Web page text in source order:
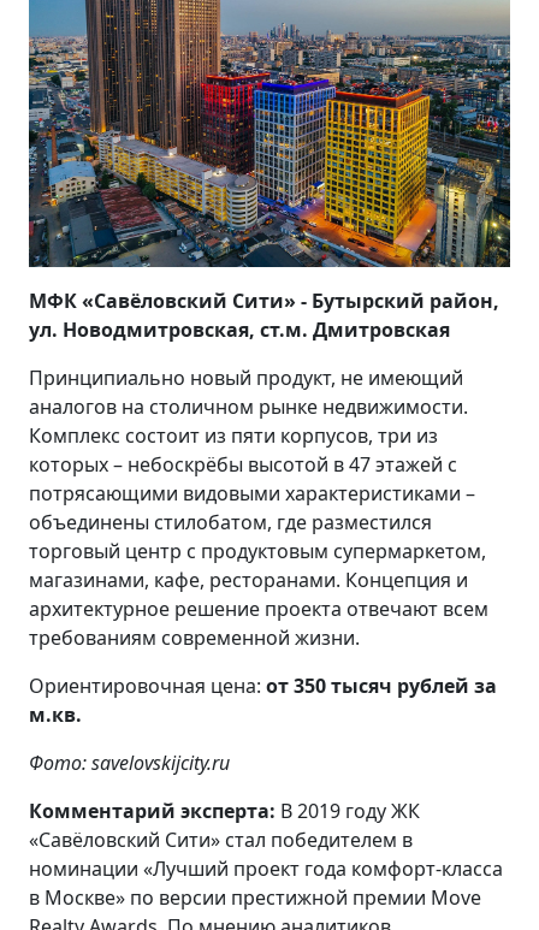
МФК «Савёловский Сити» - Бутырский район,
ул. Новодмитровская, ст.м. Дмитровская
Принципиально новый продукт, не имеющий
аналогов на столичном рынке недвижимости.
Комплекс состоит из пяти корпусов, три из
которых – небоскрёбы высотой в 47 этажей с
потрясающими видовыми характеристиками –
объединены стилобатом, где разместился
торговый центр с продуктовым супермаркетом,
магазинами, кафе, ресторанами. Концепция и
архитектурное решение проекта отвечают всем
требованиям современной жизни.
Ориентировочная цена: от 350 тысяч рублей за
м.кв.
Фото: savelovskijcity.ru
Комментарий эксперта: В 2019 году ЖК
«Савёловский Сити» стал победителем в
номинации «Лучший проект года комфорт-класса
в Москве» по версии престижной премии Move